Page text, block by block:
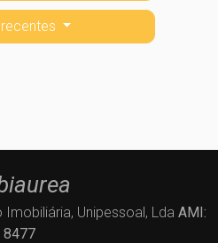
Unipessoal, Lda AMI:
8477